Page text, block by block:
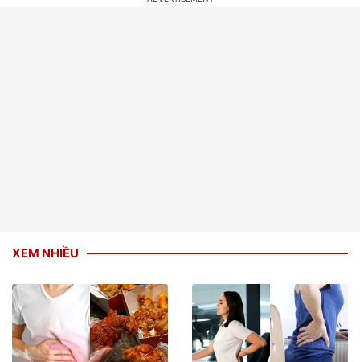
XEM NHIỀU